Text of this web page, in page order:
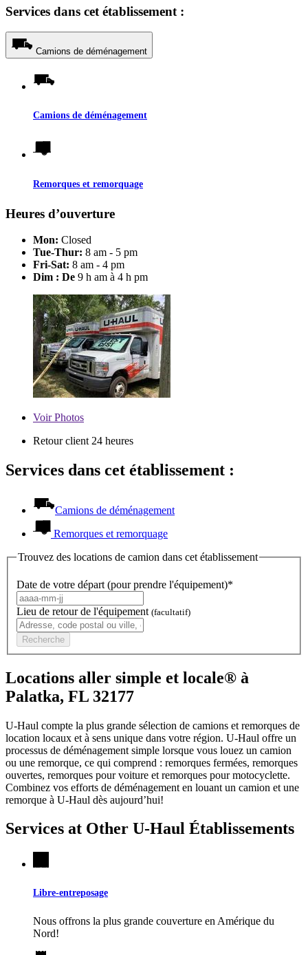
Services dans cet établissement :
Camions de déménagement
Camions de déménagement
Remorques et remorquage
Heures d’ouverture
Mon: Closed
Tue-Thur: 8 am - 5 pm
Fri-Sat: 8 am - 4 pm
Dim : De 9 h am à 4 h pm
VoirPhotos
Retour client 24 heures
Services dans cet établissement :
Camions de déménagement
Remorques et remorquage
Trouvez des locations de camion dans cet établissement
Date de votre départ (pour prendre l'équipement)*
Lieu de retour de l'équipement (facultatif)
Recherche
Locations aller simple et locale® à
Palatka, FL 32177
U-Haul compte la plus grande sélection de camions et remorques de
location locaux et à sens unique dans votre région. U-Haul offre un
processus de déménagement simple lorsque vous louez un camion
ou une remorque, ce qui comprend : remorques fermées, remorques
ouvertes, remorques pour voiture et remorques pour motocyclette.
Combinez vos efforts de déménagement en louant un camion et une
remorque à U-Haul dès aujourd’hui!
Services at Other U-Haul Établissements
Libre-entreposage
Nous offrons la plus grande couverture en Amérique du
Nord!